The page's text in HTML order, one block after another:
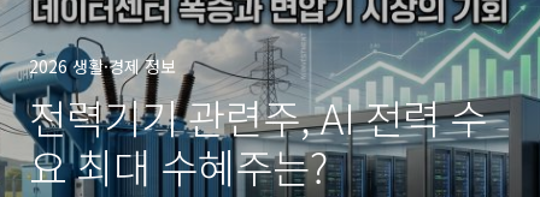
2026 생활·경제 정보
전력기기 관련주, AI 전력 수
요 최대 수혜주는?